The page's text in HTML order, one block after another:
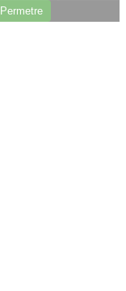
Permetre